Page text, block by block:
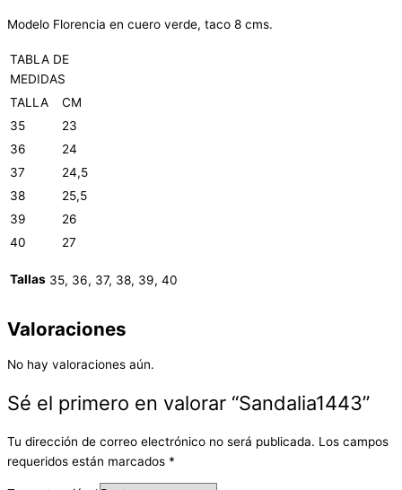
Modelo Florencia en cuero verde, taco 8 cms.
TABLA DE
MEDIDAS
TALLA
CM
35
23
36
24
37
24,5
38
25,5
39
26
40
27
Tallas 35, 36, 37, 38, 39, 40
Valoraciones
No hay valoraciones aún.
Sé el primero en valorar “Sandalia1443”
Tu dirección de correo electrónico no será publicada. Los campos
requeridos están marcados *